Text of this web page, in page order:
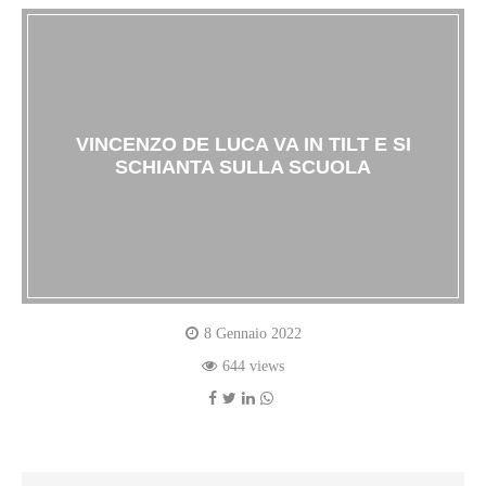
VINCENZO DE LUCA VA IN TILT E SI
SCHIANTA SULLA SCUOLA
8 Gennaio 2022
644 views